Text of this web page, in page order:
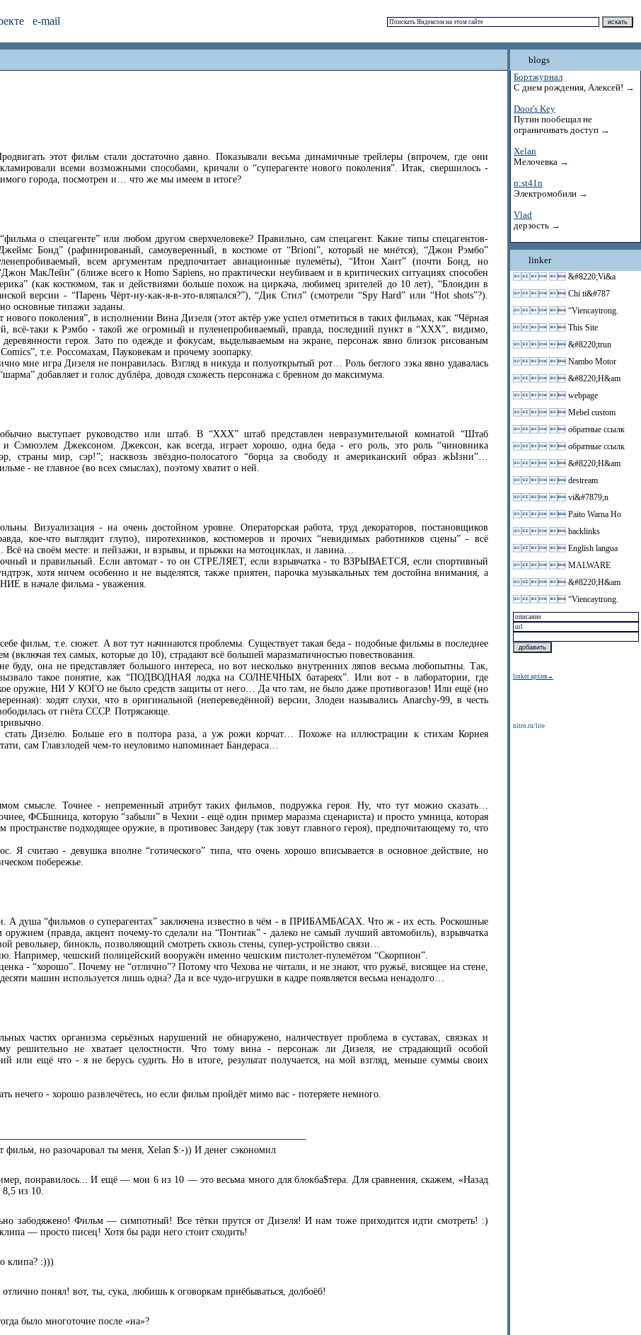
e-mail
этот фильм стали достаточно давно. Показывали весьма динамичные трейлеры (впрочем, где они
всеми возможными способами, кричали о “суперагенте нового поколения”. Итак, свершилось -
города, посмотрен и… что же мы имеем в итоге?
о спецагенте” или любом другом сверхчеловеке? Правильно, сам спецагент. Какие типы спецагентов-
Бонд” (рафинированый, самоуверенный, в костюме от “Brioni”, который не мнётся), “Джон Рэмбо”
всем аргументам предпочитает авиационные пулемёты), “Итон Хант” (почти Бонд, но
МакЛейн” (ближе всего к Homo Sapiens, но практически неубиваем и в критических ситуациях способен
(как костюмом, так и действиями больше похож на циркача, любимец зрителей до 10 лет), “Блондин в
версии - “Парень Чёрт-ну-как-я-в-это-вляпался?”), “Дик Стил” (смотрели “Spy Hard” или “Hot shots”?).
основные типажи заданы.
поколения”, в исполнении Вина Дизеля (этот актёр уже успел отметиться в таких фильмах, как “Чёрная
всё-таки к Рэмбо - такой же огромный и пуленепробиваемый, правда, последний пункт в “ХХХ”, видимо,
деревянности героя. Зато по одежде и фокусам, выделываемым на экране, персонаж явно близок рисованым
т.е. Россомахам, Пауковекам и прочему зоопарку.
мне игра Дизеля не понравилась. Взгляд в никуда и полуоткрытый рот… Роль беглого зэка явно удавалась
добавляет и голос дублёра, доводя схожесть персонажа с бревном до максимума.
выступает руководство или штаб. В “ХХХ” штаб представлен невразумительной комнатой “Штаб
Сэмюэлем Джексоном. Джексон, как всегда, играет хорошо, одна беда - его роль, это роль “чиновника
страны мир, сэр!”; насквозь звёздно-полосатого “борца за свободу и американский образ жЫзни”…
- не главное (во всех смыслах), поэтому хватит о ней.
Визуализация - на очень достойном уровне. Операторская работа, труд декораторов, постановщиков
кое-что выглядит глупо), пиротехников, костюмеров и прочих “невидимых работников сцены” - всё
Всё на своём месте: и пейзажи, и взрывы, и прыжки на мотоциклах, и лавина…
и правильный. Если автомат - то он СТРЕЛЯЕТ, если взрывчатка - то ВЗРЫВАЕТСЯ, если спортивный
хотя ничем особенно и не выделятся, также приятен, парочка музыкальных тем достойна внимания, а
начале фильма - уважения.
фильм, т.е. сюжет. А вот тут начинаются проблемы. Существует такая беда - подобные фильмы в последнее
(включая тех самых, которые до 10), страдают всё большей маразматичностью повествования.
буду, она не представляет большого интереса, но вот несколько внутренних ляпов весьма любопытны. Так,
такое понятие, как “ПОДВОДНАЯ лодка на СОЛНЕЧНЫХ батареях”. Или вот - в лаборатории, где
оружие, НИ У КОГО не было средств защиты от него… Да что там, не было даже противогазов! Или ещё (но
ходят слухи, что в оригинальной (непереведённой) версии, Злодеи назывались Anarchy-99, в честь
от гнёта СССР. Потрясающе.
Дизелю. Больше его в полтора раза, а уж рожи корчат… Похоже на иллюстрации к стихам Корнея
сам Главзлодей чем-то неуловимо напоминает Бандераса…
смысле. Точнее - непременный атрибут таких фильмов, подружка героя. Ну, что тут можно сказать…
ФСБшница, которую “забыли” в Чехии - ещё один пример маразма сценариста) и просто умница, которая
пространстве подходящее оружие, в противовес Зандеру (так зовут главного героя), предпочитающему то, что
Я считаю - девушка вполне “готического” типа, что очень хорошо вписывается в основное действие, но
побережье.
А душа “фильмов о суперагентах” заключена известно в чём - в ПРИБАМБАСАХ. Что ж - их есть. Роскошные
(правда, акцент почему-то сделали на “Понтиак” - далеко не самый лучший автомобиль), взрывчатка
револьвер, бинокль, позволяющий смотреть сквозь стены, супер-устройство связи…
Например, чешский полицейский вооружён именно чешским пистолет-пулемётом “Скорпион”.
- “хорошо”. Почему не “отлично”? Потому что Чехова не читали, и не знают, что ружьё, висящее на стене,
машин используется лишь одна? Да и все чудо-игрушки в кадре появляется весьма ненадолго…
частях организма серьёзных нарушений не обнаружено, наличествует проблема в суставах, связках и
решительно не хватает целостности. Что тому вина - персонаж ли Дизеля, не страдающий особой
или ещё что - я не берусь судить. Но в итоге, результат получается, на мой взгляд, меньше суммы своих
нечего - хорошо развлечётесь, но если фильм пройдёт мимо вас - потеряете немного.
фильм, но разочаровал ты меня, Xelan $:-)) И денег сэкономил
понравилось... И ещё — мои 6 из 10 — это весьма много для блокба$тера. Для сравнения, скажем, «Назад
из 10.
забодяжено! Фильм — симпотный! Все тётки прутся от Дизеля! И нам тоже приходится идти смотреть! :)
— просто писец! Хотя бы ради него стоит сходить!
клипа? :)))
понял! вот, ты, сука, любишь к оговоркам приёбываться, долбоёб!
было многоточие после «на»?
blogs
Бортжурнал
С днем рождения, Алексей! →
Door's Key
Путин пообещал не
ограничивать доступ →
Xelan
Мелочевка →
n:st41n
Электромобили →
Vlad
дерзость →
linker
  &#8220;Vi&a
  Chi ti&#787
  “Viencaytrong.
  This Site
  &#8220;trun
  Nambo Motor
  &#8220;H&am
  webpage
  Mebel custom
  обратные ссылк
  обратные ссылк
  &#8220;H&am
  destream
  vi&#7879;n
  Paito Warna Ho
  backlinks
  English langua
  MALWARE
  &#8220;H&am
  “Viencaytrong.
linker архив→
nitro.ru/lite